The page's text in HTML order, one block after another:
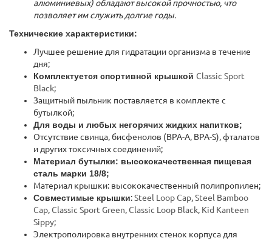
алюминиевых) обладают высокой прочностью, что
позволяет им служить долгие годы.
Технические характеристики:
Лучшее решение для гидратации организма в течение
дня;
Комплектуется спортивной крышкой Classic Sport
Black;
Защитный пыльник поставляется в комплекте с
бутылкой;
Для воды и любых негорячих жидких напитков;
Отсутствие свинца, бисфенолов (BPA-A, BPA-S), фталатов
и других токсичных соединений;
Материал бутылки: высококачественная пищевая
сталь марки 18/8;
Материал крышки: высококачественный полипропилен;
Совместимые крышки:Steel Loop Cap,Steel Bamboo
Cap,Classic Sport Green,Classic Loop Black, Kid Kanteen
Sippy;
Электрополировка внутренних стенок корпуса для